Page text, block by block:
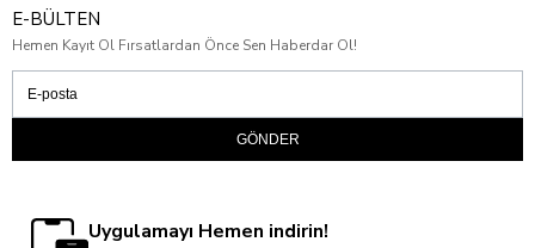
E-BÜLTEN
Hemen Kayıt Ol Fırsatlardan Önce Sen Haberdar Ol!
GÖNDER
Uygulamayı Hemen indirin!